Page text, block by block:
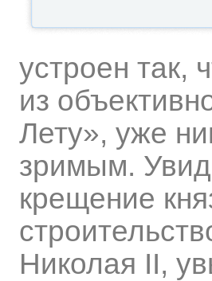
устроен так,
из
Лету», уже
зримым.
крещение
Николая II,